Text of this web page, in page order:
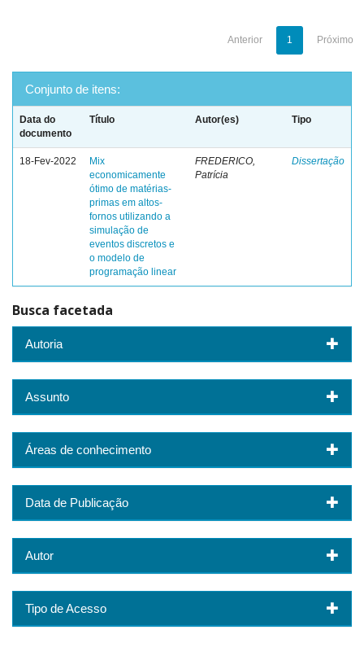
Anterior 1 Próximo
Conjunto de itens:
Data do
documento
Título Autor(es) Tipo
18-Fev-2022
Mix
economicamente
ótimo de matérias-
primas em altos-
fornos utilizando a
simulação de
eventos discretos e
o modelo de
programação linear
FREDERICO,
Patrícia
Dissertação
Busca facetada
Autoria
Assunto
Áreas de conhecimento
Data de Publicação
Autor
Tipo de Acesso